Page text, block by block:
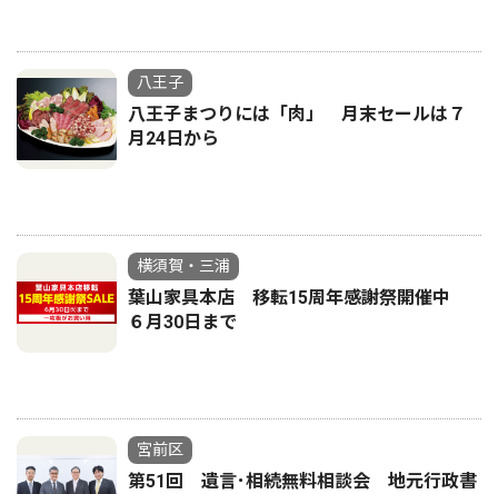
八王子
八王子まつりには「肉」 月末セールは７
月24日から
横須賀・三浦
葉山家具本店 移転15周年感謝祭開催中
６月30日まで
宮前区
第51回 遺言･相続無料相談会 地元行政書